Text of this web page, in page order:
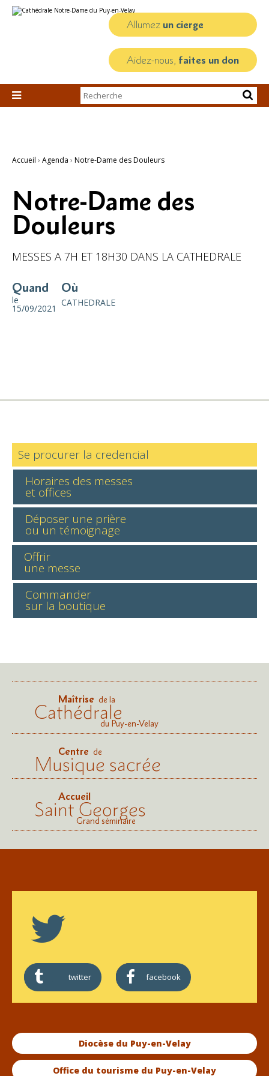
au
personnels
Allumez un cierge
Aidez-nous, faites un don

Chercher par
Recherche
Accueil › Agenda › Notre-Dame des Douleurs
Notre-Dame des
Douleurs
MESSES A 7H ET 18H30 DANS LA CATHEDRALE
Quand
le
15/09/2021
Où
CATHEDRALE
Se procurer la credencial
Horaires des messes
et offices
Déposer une prière
ou un témoignage
Offrir
une messe
Commander
sur la boutique
Maîtrise de la
Cathédraledu Puy-en-Velay
Centre de
Musique sacrée
Accueil
Saint Georges
Grand séminaire
twitter facebook
Diocèse du Puy-en-Velay
Office du tourisme du Puy-en-Velay